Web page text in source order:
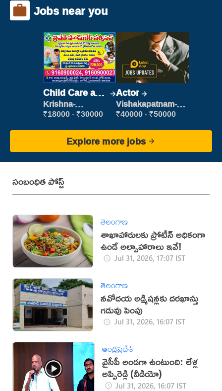
Jobs near you
Child Care and
Patient care
Krishna-
vijayawada
₹18000 - ₹30000
Actor
Vishakapatnam-
new
₹40000 - ₹50000
Explore more jobs
సంబంధిత పోస్ట్
తెలంగాణ
శాఖాహారులకు ప్రోటీన్ అధికంగా
ఉండే అల్పాహారాలు ఇవే!
Jul 31, 2026, 17:07 IST
తెలంగాణ
నవోదయ అడ్మిషన్లకు దరఖాస్తు
గడువు పెంపు
Jul 31, 2026, 16:07 IST
ఆంధ్రప్రదేశ్
వైసీపీ అండగా ఉంటుంది: లేళ్ల
అప్పిరెడ్డి (వీడియో)
Jul 31, 2026, 16:07 IST